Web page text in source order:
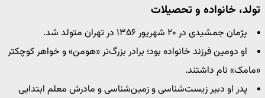
تولد، خانواده و تحصیلات
پژمان جمشیدی در ۲۰ شهریور ۱۳۵۶ در تهران متولد شد.
او دومین فرزند خانواده بود؛ برادر بزرگ‌تر «هومن» و خواهر کوچکتر
«مامک» نام داشتند.
پدر او دبیر زیست‌شناسی و زمین‌شناسی و مادرش معلم ابتدایی